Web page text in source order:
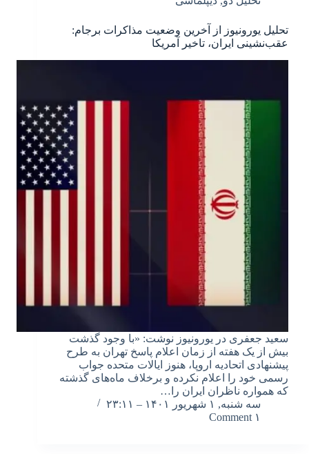
تحلیل یورونیوز از آخرین وضعیت مذاکرات برجام:
عقب‌نشینی ایران، تاخیر آمریکا
سعید جعفری در یورونیوز نوشت: «با وجود گذشت
بیش از یک هفته از زمان اعلام پاسخ تهران به طرح
پیشنهادی اتحادیه اروپا، هنوز ایالات متحده جواب
رسمی خود را اعلام نکرده و برخلاف ماه‌های گذشته
که همواره ناظران ایران را…
سه شنبه, ۱ شهریور ۱۴۰۱ – ۲۳:۱۱
۱ Comment